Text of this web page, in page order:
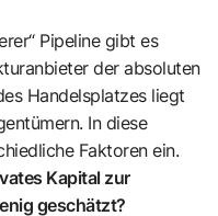
Pipeline gibt es
der absoluten
Handelsplatzes liegt
In diese
Faktoren ein.
Kapital zur
geschätzt?